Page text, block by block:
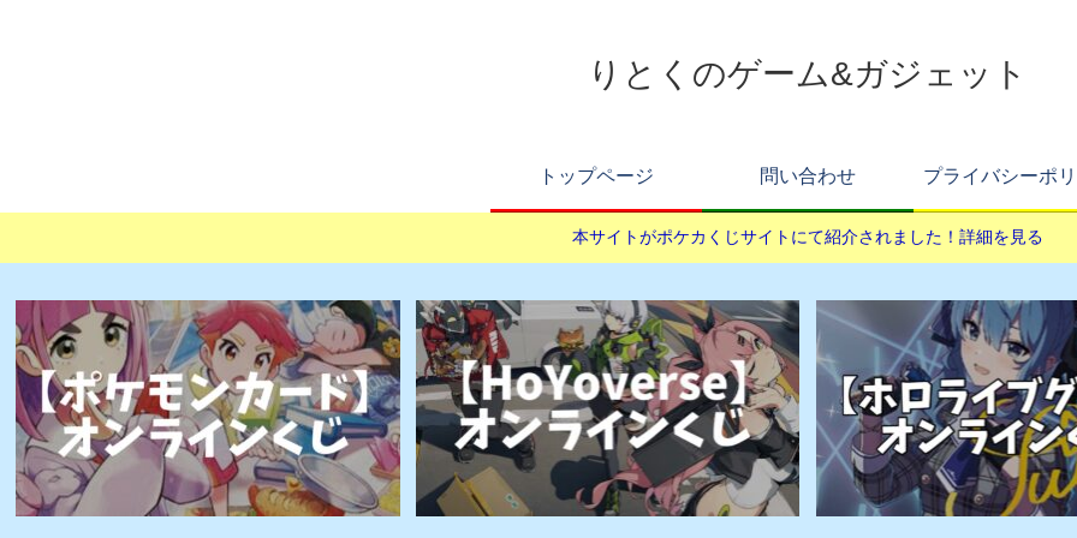
りとくのゲーム&ガジェット
トップページ 問い合わせ プライバシーポ
本サイトがポケカくじサイトにて紹介されました！詳細を見る